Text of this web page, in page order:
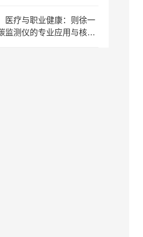
医疗与职业健康：则徐一
监测仪的专业应用与核心